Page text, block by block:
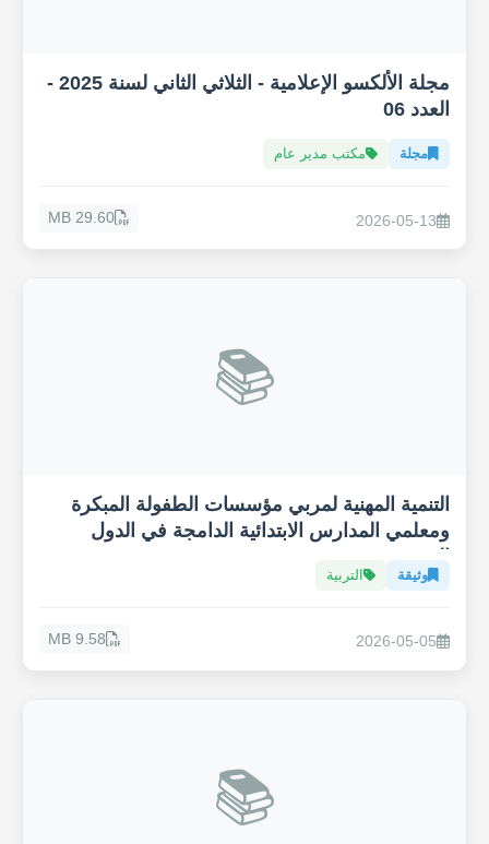
مجلة الألكسو الإعلامية - الثلاثي الثاني لسنة 2025 -
العدد 06
مجلة مكتب مدير عام
2026-05-13
29.60 MB
📚
التنمية المهنية لمربي مؤسسات الطفولة المبكرة
ومعلمي المدارس الابتدائية الدامجة في الدول
وثيقة التربية
2026-05-05
9.58 MB
📚